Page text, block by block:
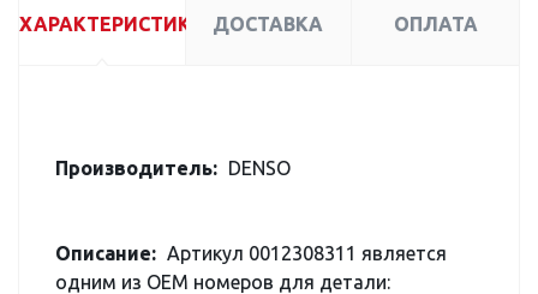
ХАРАКТЕРИСТИКИ ДОСТАВКА ОПЛАТА
Производитель: DENSO
Описание: Артикул 0012308311 является
одним из OEM номеров для детали: